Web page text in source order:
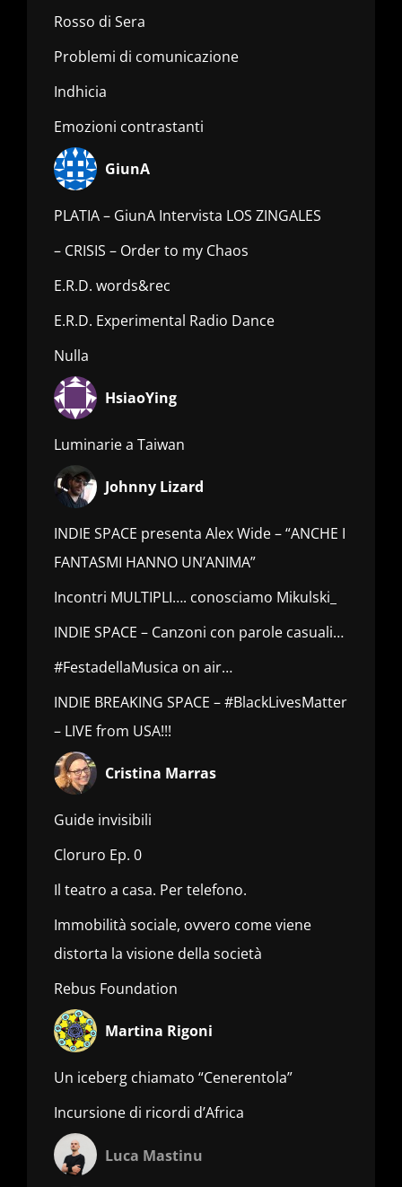
Rosso di Sera
Problemi di comunicazione
Indhicia
Emozioni contrastanti
GiunA
PLATIA – GiunA Intervista LOS ZINGALES
– CRISIS – Order to my Chaos
E.R.D. words&rec
E.R.D. Experimental Radio Dance
Nulla
HsiaoYing
Luminarie a Taiwan
Johnny Lizard
INDIE SPACE presenta Alex Wide – “ANCHE I
FANTASMI HANNO UN’ANIMA”
Incontri MULTIPLI…. conosciamo Mikulski_
INDIE SPACE – Canzoni con parole casuali…
#FestadellaMusica on air…
INDIE BREAKING SPACE – #BlackLivesMatter
– LIVE from USA!!!
Cristina Marras
Guide invisibili
Cloruro Ep. 0
Il teatro a casa. Per telefono.
Immobilità sociale, ovvero come viene
distorta la visione della società
Rebus Foundation
Martina Rigoni
Un iceberg chiamato “Cenerentola”
Incursione di ricordi d’Africa
Luca Mastinu